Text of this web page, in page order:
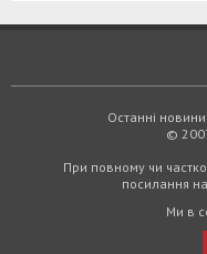
Останні
©
При повному чи
посилання
Ми в